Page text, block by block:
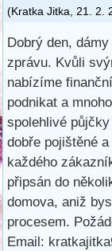
(Kratka Jitka, 21. 2.
Dobrý den,
zprávu. Kvůli
nabízíme
podnikat a
spolehlivé
dobře pojištěné
každého
připsán do
domova, aniž
procesem.
Email: